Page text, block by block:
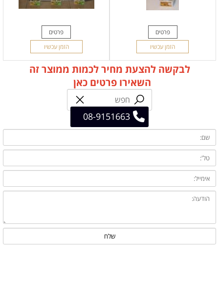
פרטים
הזמן עכשיו
פרטים
הזמן עכשיו
לבקשה להצעת מחיר לכמות ממוצר זה
השאירו פרטים כאן
08-9151663